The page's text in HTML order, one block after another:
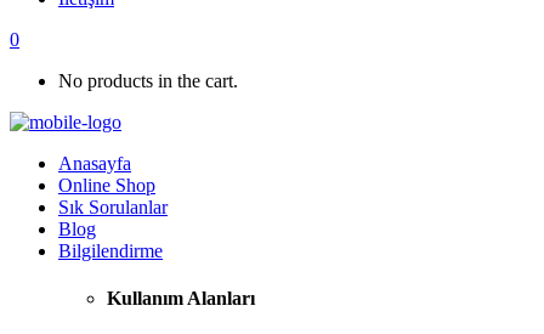
0
No products in the cart.
Anasayfa
Online Shop
Sık Sorulanlar
Blog
Bilgilendirme
Kullanım Alanları